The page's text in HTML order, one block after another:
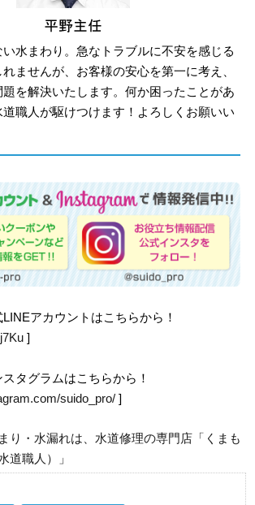
水まわり。急なトラブルに不安を感じる
ませんが、お客様の安心を第一に考え、
を解決いたします。何か困ったことがあ
職人が駆けつけます！よろしくお願いい
アカウントはこちらから！
]
タグラムはこちらから！
suido_pro/ ]
り・水漏れは、水道修理の専門店「くまも
道職人）」